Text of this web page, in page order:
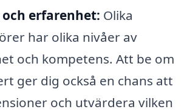
och erfarenhet: Olika
har olika nivåer av
och kompetens. Att be om
ger dig också en chans att
och utvärdera vilken